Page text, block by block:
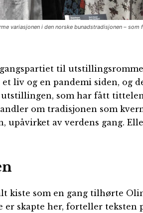
variasjonen i den norske bunadstradisjonen – som
til
liv og en pandemi siden, og
som har fått tittelen
om tradisjonen som
upåvirket av verdens gang.
kiste som en gang tilhørte
er skapte her, forteller teksten